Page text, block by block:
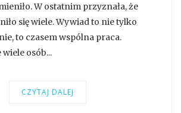
W ostatnim przyznała, że
się wiele. Wywiad to nie tylko
to czasem wspólna praca.
wiele osób...
CZYTAJ DALEJ